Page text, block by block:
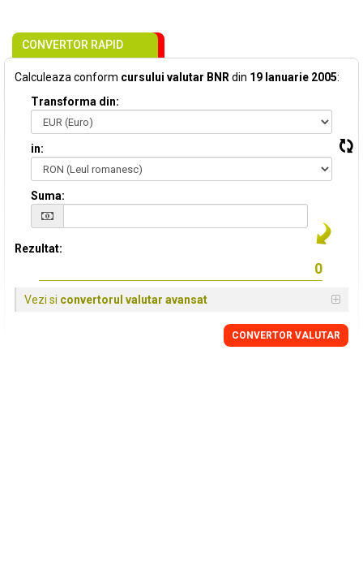
CONVERTOR RAPID
Calculeaza conform cursului valutar BNR din 19 Ianuarie 2005:
Transforma din:
in:
Suma:
Rezultat:
Vezi si convertorul valutar avansat
CONVERTOR VALUTAR